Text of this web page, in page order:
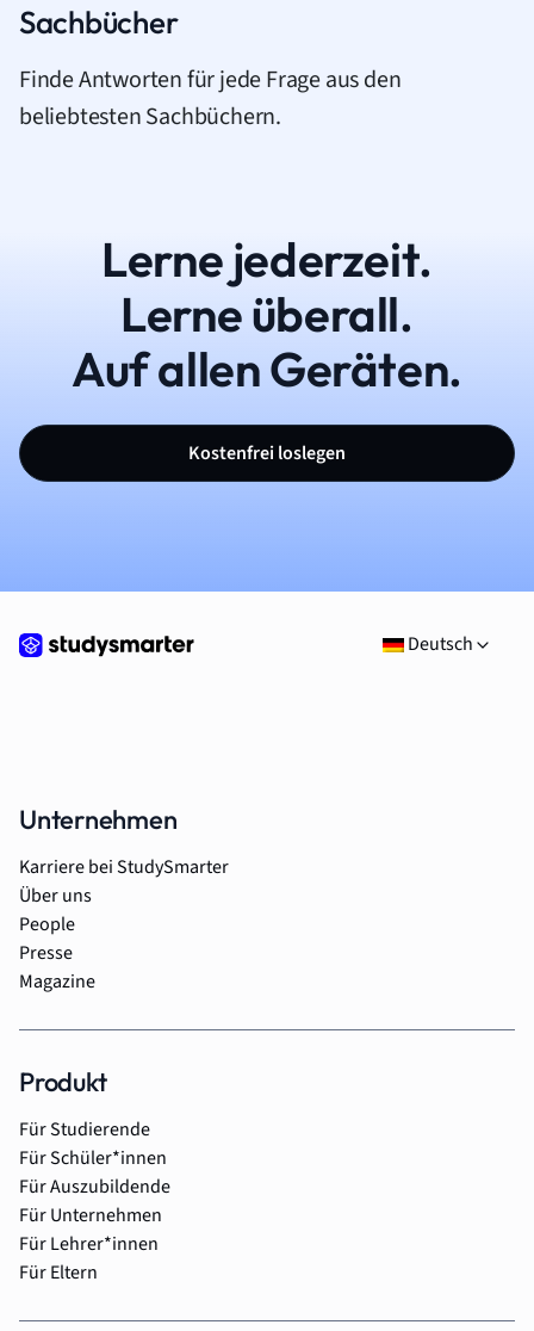
Sachbücher
Finde Antworten für jede Frage aus den
beliebtesten Sachbüchern.
Lerne jederzeit.
Lerne überall.
Auf allen Geräten.
Kostenfrei loslegen
Deutsch
Unternehmen
Karriere bei StudySmarter
Über uns
People
Presse
Magazine
Produkt
Für Studierende
Für Schüler*innen
Für Auszubildende
Für Unternehmen
Für Lehrer*innen
Für Eltern